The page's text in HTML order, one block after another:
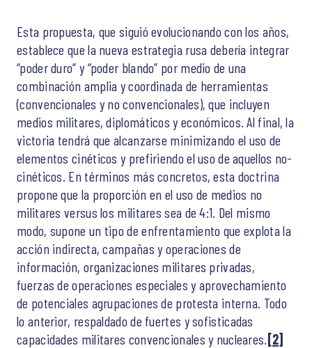
Esta propuesta, que siguió evolucionando con los años,
establece que la nueva estrategia rusa debería integrar
“poder duro” y “poder blando” por medio de una
combinación amplia y coordinada de herramientas
(convencionales y no convencionales), que incluyen
medios militares, diplomáticos y económicos. Al final, la
victoria tendrá que alcanzarse minimizando el uso de
elementos cinéticos y prefiriendo el uso de aquellos no-
cinéticos. En términos más concretos, esta doctrina
propone que la proporción en el uso de medios no
militares versus los militares sea de 4:1. Del mismo
modo, supone un tipo de enfrentamiento que explota la
acción indirecta, campañas y operaciones de
información, organizaciones militares privadas,
fuerzas de operaciones especiales y aprovechamiento
de potenciales agrupaciones de protesta interna. Todo
lo anterior, respaldado de fuertes y sofisticadas
capacidades militares convencionales y nucleares. [2]